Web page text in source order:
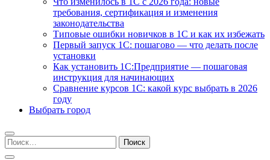
требования, сертификация и изменения
законодательства
Типовые ошибки новичков в 1С и как их избежать
Первый запуск 1С: пошагово — что делать после
установки
Как установить 1С:Предприятие — пошаговая
инструкция для начинающих
Сравнение курсов 1С: какой курс выбрать в 2026
году
Выбрать город
Найти: